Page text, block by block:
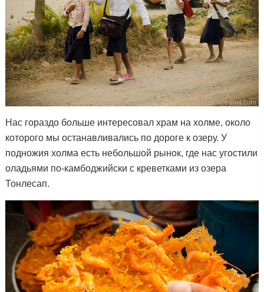
Нас гораздо больше интересовал храм на холме, около
которого мы останавливались по дороге к озеру. У
подножия холма есть небольшой рынок, где нас угостили
оладьями по-камбоджийски с креветками из озера
Тонлесап.